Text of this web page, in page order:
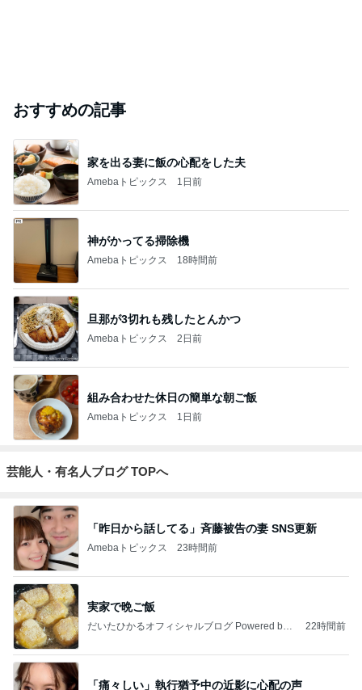
おすすめの記事
家を出る妻に飯の心配をした夫
Amebaトピックス 1日前
神がかってる掃除機
Amebaトピックス 18時間前
旦那が3切れも残したとんかつ
Amebaトピックス 2日前
組み合わせた休日の簡単な朝ご飯
Amebaトピックス 1日前
芸能人・有名人ブログ TOPへ
「昨日から話してる」斉藤被告の妻 SNS更新
Amebaトピックス 23時間前
実家で晩ご飯
だいたひかるオフィシャルブログ Powered by
22時間前
「痛々しい」執行猶予中の近影に心配の声